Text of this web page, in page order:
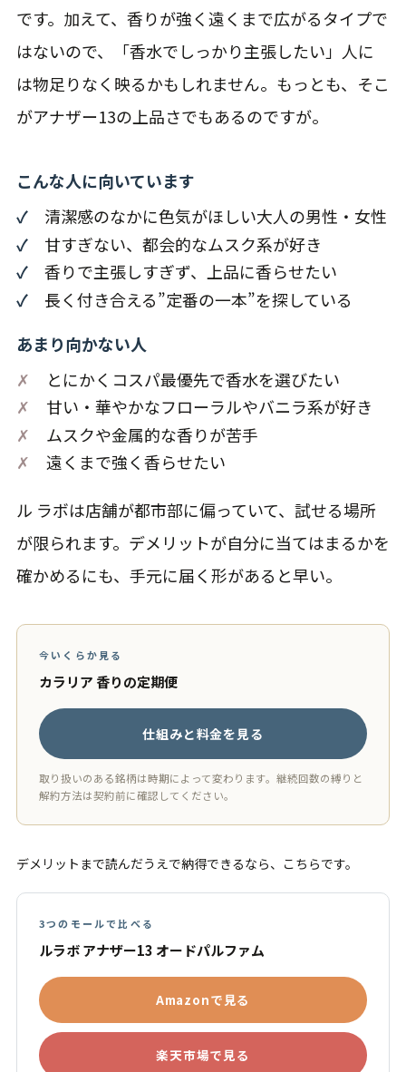
です。加えて、香りが強く遠くまで広がるタイプで
はないので、「香水でしっかり主張したい」人に
は物足りなく映るかもしれません。もっとも、そこ
がアナザー13の上品さでもあるのですが。
こんな人に向いています
✓清潔感のなかに色気がほしい大人の男性・女性
✓甘すぎない、都会的なムスク系が好き
✓香りで主張しすぎず、上品に香らせたい
✓長く付き合える”定番の一本”を探している
あまり向かない人
✗ とにかくコスパ最優先で香水を選びたい
✗ 甘い・華やかなフローラルやバニラ系が好き
✗ ムスクや金属的な香りが苦手
✗ 遠くまで強く香らせたい
ル ラボは店舗が都市部に偏っていて、試せる場所
が限られます。デメリットが自分に当てはまるかを
確かめるにも、手元に届く形があると早い。
今いくらか見る
カラリア 香りの定期便
仕組みと料金を見る
取り扱いのある銘柄は時期によって変わります。継続回数の縛りと
解約方法は契約前に確認してください。
デメリットまで読んだうえで納得できるなら、こちらです。
3つのモールで比べる
ルラボ アナザー13 オードパルファム
Amazonで見る
楽天市場で見る